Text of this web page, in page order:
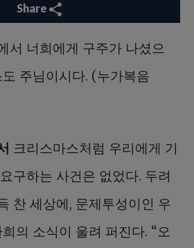
Share
서 너희에게 구주가 나셨으
주님이시다. (누가복음
크리스마스처럼 우리에게 기
구하는 사건은 없었다. 두려
찬 세상에, 문제투성이인 우
의 소식이 울려 퍼진다. “오